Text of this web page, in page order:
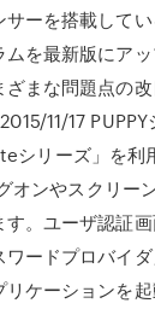
サーを搭載して
ムを最新版にア
ざまな問題点の
11/17
シリーズ」を利
オンやスクリー
す。ユーザ認証
ワードプロバイ
リケーションを